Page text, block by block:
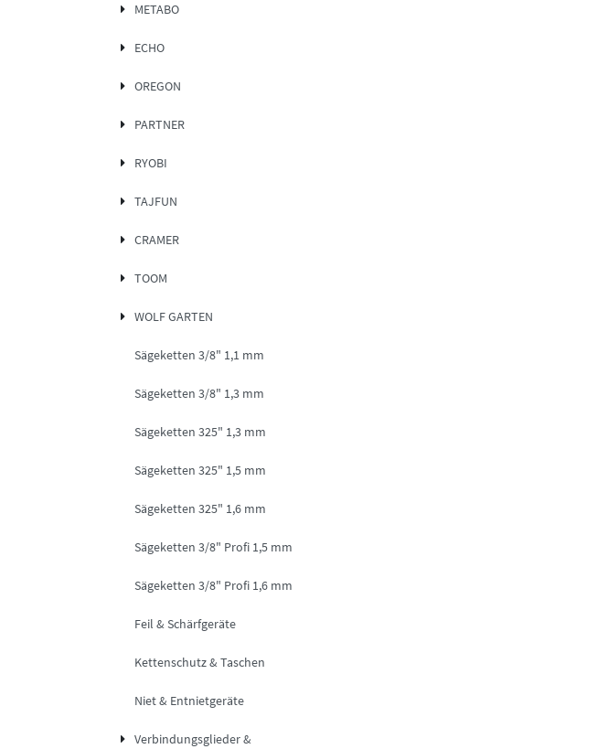
METABO
ECHO
OREGON
PARTNER
RYOBI
TAJFUN
CRAMER
TOOM
WOLF GARTEN
Sägeketten 3/8" 1,1 mm
Sägeketten 3/8" 1,3 mm
Sägeketten 325" 1,3 mm
Sägeketten 325" 1,5 mm
Sägeketten 325" 1,6 mm
Sägeketten 3/8" Profi 1,5 mm
Sägeketten 3/8" Profi 1,6 mm
Feil & Schärfgeräte
Kettenschutz & Taschen
Niet & Entnietgeräte
Verbindungsglieder &